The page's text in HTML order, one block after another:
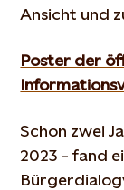
Ansicht und
Poster der
Schon zwei
2023 - fand